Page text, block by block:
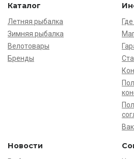
Каталог
Летняя рыбалка
Зимняя рыбалка
Велотовары
Бренды
Новости